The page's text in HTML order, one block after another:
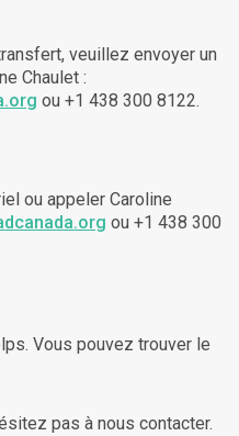
veuillez envoyer un
Chaulet :
ou +1 438 300 8122.
ou appeler Caroline
ou +1 438 300
Vous pouvez trouver le
pas à nous contacter.